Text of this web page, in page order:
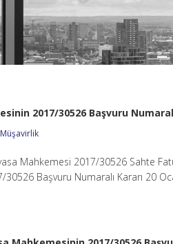
2017/30526 Başvuru
Mahkemesi 2017/30526 Sahte
30526 Başvuru Numaralı Kararı 20